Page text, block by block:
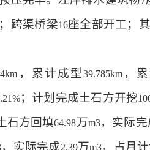
跨渠桥梁16座全部开工；
，累计成型39.785km ，
；计划完成土石方开挖
石方回填64.98万m3，实际完
，实际完成2.39万m3，占月